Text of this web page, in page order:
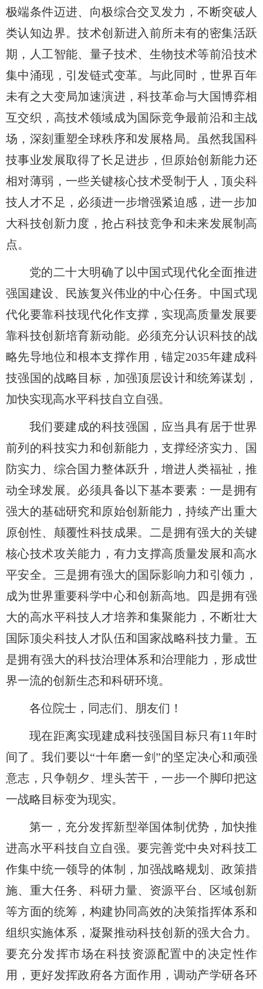
极端条件迈进、向极综合交叉发力，不断突破人
类认知边界。技术创新进入前所未有的密集活跃
期，人工智能、量子技术、生物技术等前沿技术
集中涌现，引发链式变革。与此同时，世界百年
未有之大变局加速演进，科技革命与大国博弈相
互交织，高技术领域成为国际竞争最前沿和主战
场，深刻重塑全球秩序和发展格局。虽然我国科
技事业发展取得了长足进步，但原始创新能力还
相对薄弱，一些关键核心技术受制于人，顶尖科
技人才不足，必须进一步增强紧迫感，进一步加
大科技创新力度，抢占科技竞争和未来发展制高
点。
党的二十大明确了以中国式现代化全面推进
强国建设、民族复兴伟业的中心任务。中国式现
代化要靠科技现代化作支撑，实现高质量发展要
靠科技创新培育新动能。必须充分认识科技的战
略先导地位和根本支撑作用，锚定2035年建成科
技强国的战略目标，加强顶层设计和统筹谋划，
加快实现高水平科技自立自强。
我们要建成的科技强国，应当具有居于世界
前列的科技实力和创新能力，支撑经济实力、国
防实力、综合国力整体跃升，增进人类福祉，推
动全球发展。必须具备以下基本要素：一是拥有
强大的基础研究和原始创新能力，持续产出重大
原创性、颠覆性科技成果。二是拥有强大的关键
核心技术攻关能力，有力支撑高质量发展和高水
平安全。三是拥有强大的国际影响力和引领力，
成为世界重要科学中心和创新高地。四是拥有强
大的高水平科技人才培养和集聚能力，不断壮大
国际顶尖科技人才队伍和国家战略科技力量。五
是拥有强大的科技治理体系和治理能力，形成世
界一流的创新生态和科研环境。
各位院士，同志们、朋友们！
现在距离实现建成科技强国目标只有11年时
间了。我们要以“十年磨一剑”的坚定决心和顽强
意志，只争朝夕、埋头苦干，一步一个脚印把这
一战略目标变为现实。
第一，充分发挥新型举国体制优势，加快推
进高水平科技自立自强。要完善党中央对科技工
作集中统一领导的体制，加强战略规划、政策措
施、重大任务、科研力量、资源平台、区域创新
等方面的统筹，构建协同高效的决策指挥体系和
组织实施体系，凝聚推动科技创新的强大合力。
要充分发挥市场在科技资源配置中的决定性作
用，更好发挥政府各方面作用，调动产学研各环